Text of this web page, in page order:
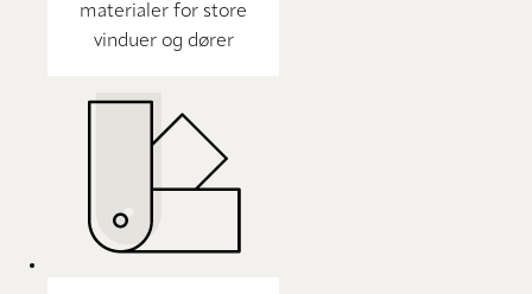
materialer for store
vinduer og dører